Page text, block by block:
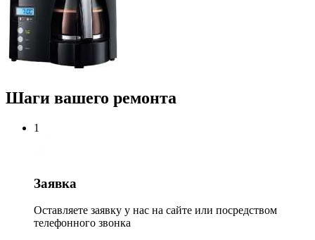
Шаги вашего ремонта
1
Заявка
Оставляете заявку у нас на сайте или посредством
телефонного звонка